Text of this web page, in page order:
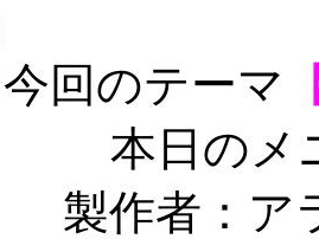
今回のテーマ
本日のメ
製作者：ア